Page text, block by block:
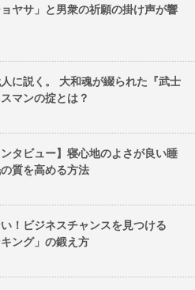
ョヤサ」と男衆の祈願の掛け声が響
に説く。 大和魂が綴られた『武士
マンの掟とは？
ンタビュー】寝心地のよさが良い睡
質を高める方法
！ビジネスチャンスを見つける
キング」の鍛え方